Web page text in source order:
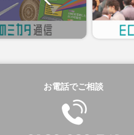
お電話でご相談